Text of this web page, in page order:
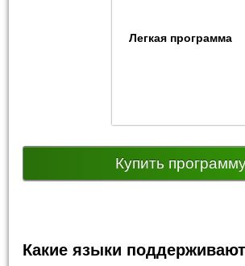
Легкая программа
Купить
Какие языки